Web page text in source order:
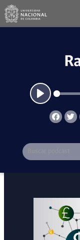
Play